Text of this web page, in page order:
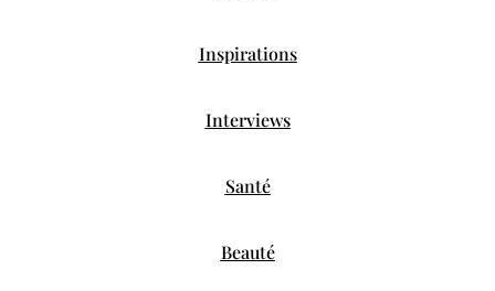
Inspirations
Interviews
Santé
Beauté